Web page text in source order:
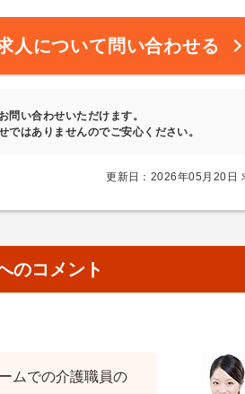
人について問い合わせる
問い合わせいただけます。
ではありませんのでご安心ください。
更新日：2026年05月20日
のコメント
ムでの介護職員の